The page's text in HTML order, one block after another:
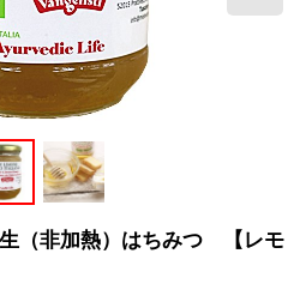
（非加熱）はちみつ 【レモ